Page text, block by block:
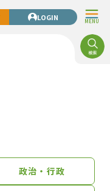
MENU
LOGIN
政治・行政